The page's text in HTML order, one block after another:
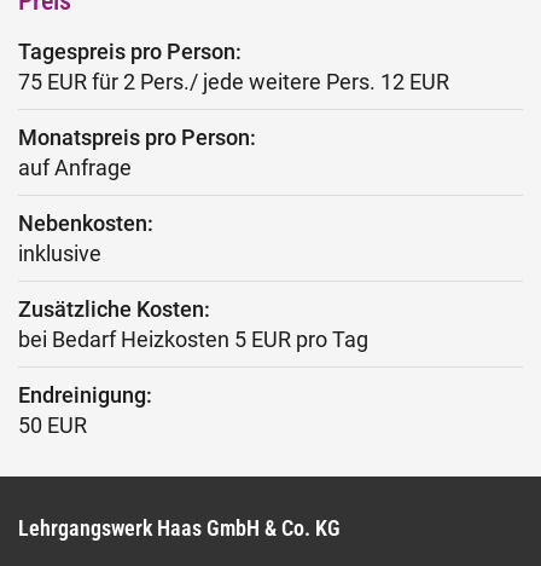
Tagespreis pro Person:
75 EUR für 2 Pers./ jede weitere Pers. 12 EUR
Monatspreis pro Person:
auf Anfrage
Nebenkosten:
inklusive
Zusätzliche Kosten:
bei Bedarf Heizkosten 5 EUR pro Tag
Endreinigung:
50 EUR
Lehrgangswerk Haas GmbH & Co. KG